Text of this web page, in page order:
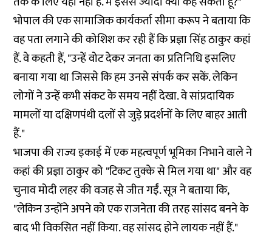
भोपाल की एक सामाजिक कार्यकर्ता सीमा करूप ने बताया कि
वह पता लगाने की कोशिश कर रही हैं कि प्रज्ञा सिंह ठाकुर कहां
हैं. वे कहती हैं, "उन्हें वोट देकर जनता का प्रतिनिधि इसलिए
बनाया गया था जिससे कि हम उनसे संपर्क कर सकें. लेकिन
लोगों ने उन्हें कभी संकट के समय नहीं देखा. वे सांप्रदायिक
मामलों या दक्षिणपंथी दलों से जुड़े प्रदर्शनों के लिए बाहर आती
हैं."
भाजपा की राज्य इकाई में एक महत्वपूर्ण भूमिका निभाने वाले ने
कहां की प्रज्ञा ठाकुर को "टिकट तुक्के से मिल गया था" और वह
चुनाव मोदी लहर की वजह से जीत गईं. सूत्र ने बताया कि,
"लेकिन उन्होंने अपने को एक राजनेता की तरह सांसद बनने के
बाद भी विकसित नहीं किया. वह सांसद होने लायक नहीं हैं."